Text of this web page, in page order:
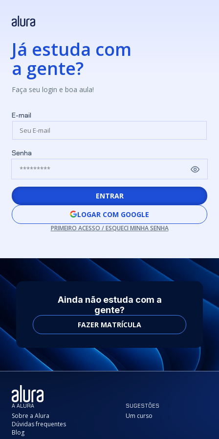
Já estuda com
a gente?
Faça seu login e boa aula!
E-mail
Senha
ENTRAR
LOGAR COM GOOGLE
PRIMEIRO ACESSO / ESQUECI MINHA SENHA
Ainda não estuda com a
gente?
FAZER MATRÍCULA
A ALURA
Sobre a Alura
Dúvidas frequentes
Blog
SUGESTÕES
Um curso